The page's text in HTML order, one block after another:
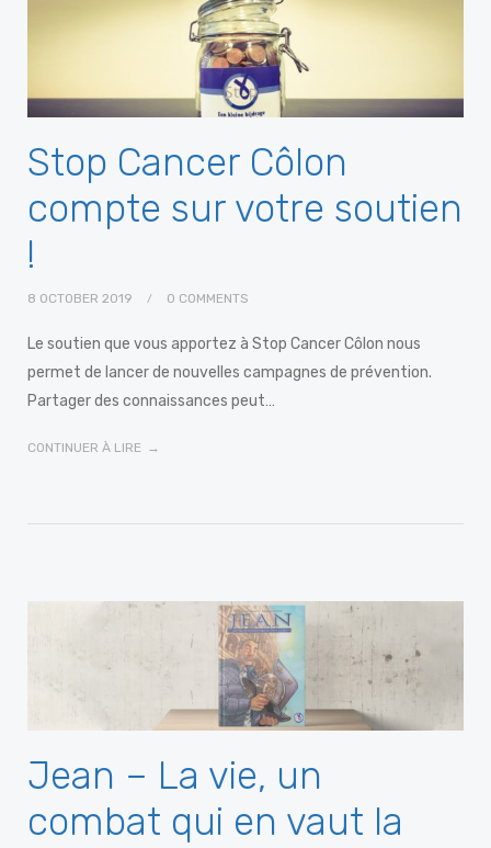
Stop Cancer Côlon
compte sur votre soutien
!
8 OCTOBER 2019 0 COMMENTS
Le soutien que vous apportez à Stop Cancer Côlon nous
permet de lancer de nouvelles campagnes de prévention.
Partager des connaissances peut…
CONTINUER À LIRE
Jean – La vie, un
combat qui en vaut la